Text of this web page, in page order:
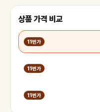
상품 가격 비교
11번가
11번가
11번가